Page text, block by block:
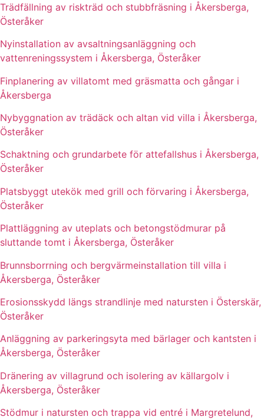
Trädfällning av riskträd och stubbfräsning i Åkersberga,
Österåker
Nyinstallation av avsaltningsanläggning och
vattenreningssystem i Åkersberga, Österåker
Finplanering av villatomt med gräsmatta och gångar i
Åkersberga
Nybyggnation av trädäck och altan vid villa i Åkersberga,
Österåker
Schaktning och grundarbete för attefallshus i Åkersberga,
Österåker
Platsbyggt utekök med grill och förvaring i Åkersberga,
Österåker
Plattläggning av uteplats och betongstödmurar på
sluttande tomt i Åkersberga, Österåker
Brunnsborrning och bergvärmeinstallation till villa i
Åkersberga, Österåker
Erosionsskydd längs strandlinje med natursten i Österskär,
Österåker
Anläggning av parkeringsyta med bärlager och kantsten i
Åkersberga, Österåker
Dränering av villagrund och isolering av källargolv i
Åkersberga, Österåker
Stödmur i natursten och trappa vid entré i Margretelund,